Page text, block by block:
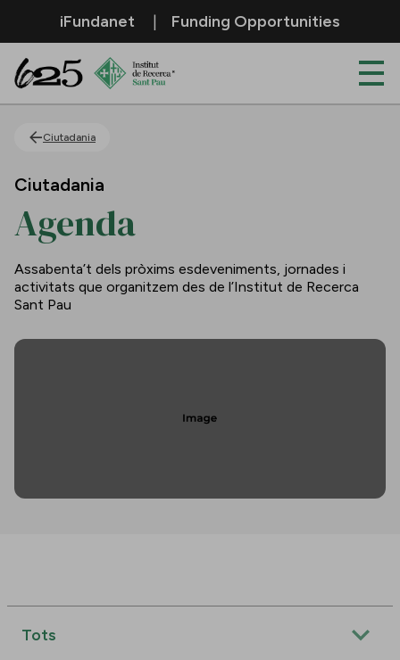
Salta al contingut principal
iFundanet Funding Opportunities
Ciutadania
Ciutadania
Agenda
Assabenta’t dels pròxims esdeveniments, jornades i
activitats que organitzem des de l’Institut de Recerca
Sant Pau
Tots